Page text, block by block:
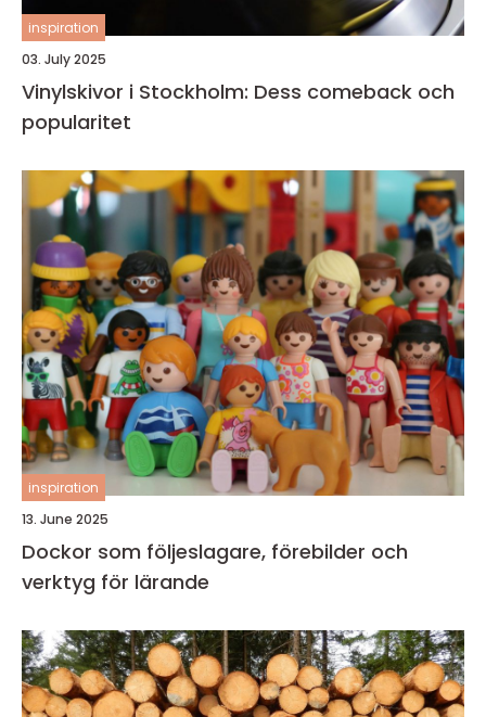
inspiration
03. July 2025
Vinylskivor i Stockholm: Dess comeback och
popularitet
inspiration
13. June 2025
Dockor som följeslagare, förebilder och
verktyg för lärande